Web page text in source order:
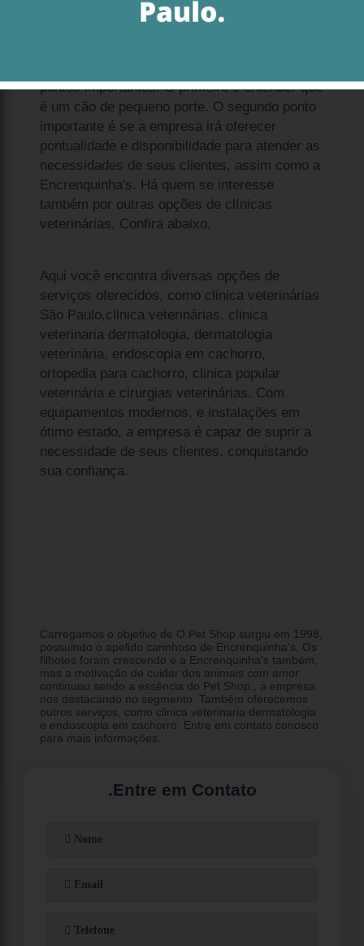
pontos importantes. O primeiro é entender que
é um cão de pequeno porte. O segundo ponto
importante é se a empresa irá oferecer
pontualidade e disponibilidade para atender as
necessidades de seus clientes, assim como a
Encrenquinha's. Há quem se interesse
também por outras opções de clínicas
veterinárias. Confira abaixo.
Aqui você encontra diversas opções de
serviços oferecidos, como clinica veterinárias
São Paulo,clinica veterinárias, clinica
veterinaria dermatologia, dermatologia
veterinária, endoscopia em cachorro,
ortopedia para cachorro, clinica popular
veterinária e cirurgias veterinárias. Com
equipamentos modernos, e instalações em
ótimo estado, a empresa é capaz de suprir a
necessidade de seus clientes, conquistando
sua confiança.
Carregamos o objetivo de O Pet Shop surgiu em 1998,
possuindo o apelido carinhoso de Encrenquinha's. Os
filhotes foram crescendo e a Encrenquinha's também,
mas a motivação de cuidar dos animais com amor
continuou sendo a essência do Pet Shop., a empresa
nos destacando no segmento. Também oferecemos
outros serviços, como clinica veterinaria dermatologia
e endoscopia em cachorro. Entre em contato conosco
para mais informações.
.Entre em Contato